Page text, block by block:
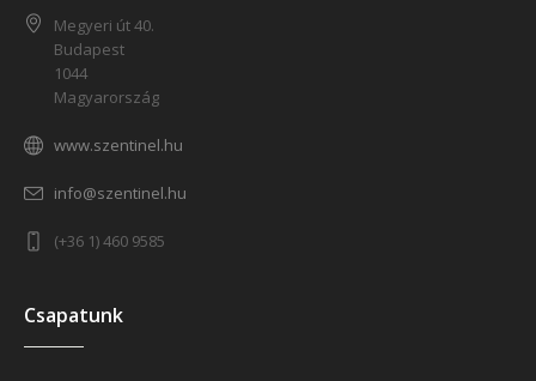
Megyeri út 40.
Budapest
1044
Magyarország
www.szentinel.hu
info@szentinel.hu
(+36 1) 460 9585
Csapatunk